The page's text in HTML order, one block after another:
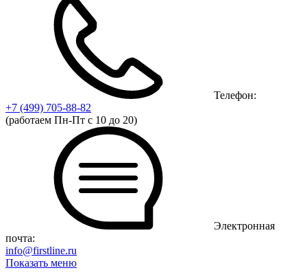
Телефон:
+7 (499) 705-88-82
(работаем Пн-Пт с 10 до 20)
Электронная
почта:
info@firstline.ru
Показать меню